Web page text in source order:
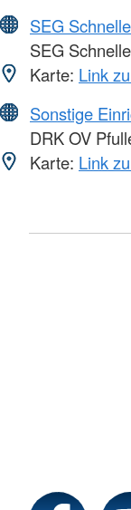
SEG
SEG
Karte: Link
Sonstige
DRK OV
Karte: Link